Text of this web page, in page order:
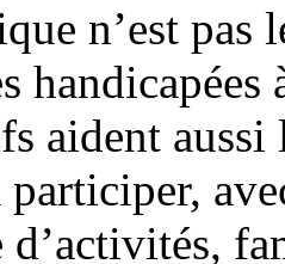
n’est
aident aussi
participer,
d’activités,